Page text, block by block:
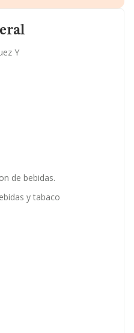
Y
de bebidas.
y tabaco
sobre la empresa.
complementaria.